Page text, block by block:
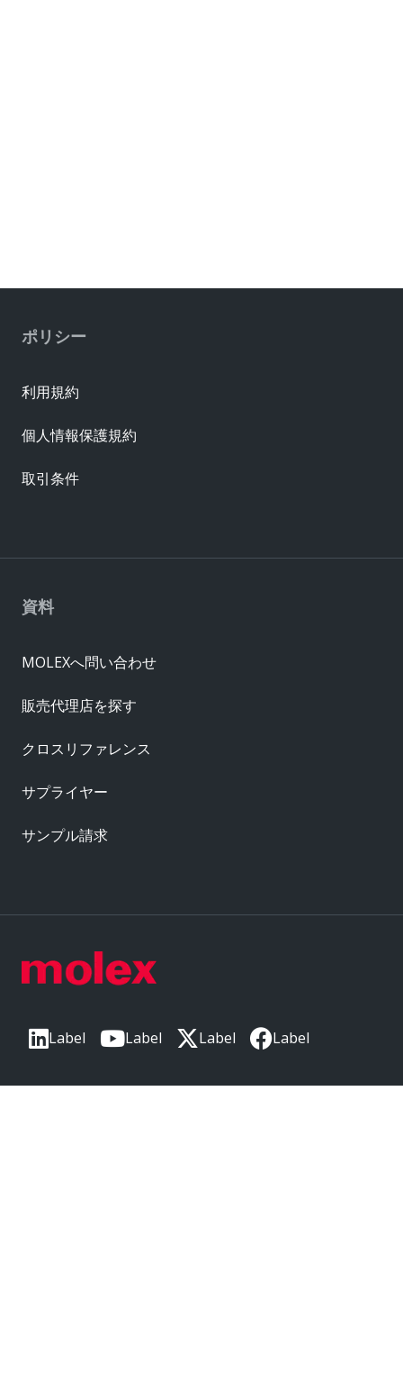
Label Label Label Label
資料
MOLEXへ問い合わせ
販売代理店を探す
クロスリファレンス
サプライヤー
サンプル請求
ポリシー
利用規約
個人情報保護規約
取引条件